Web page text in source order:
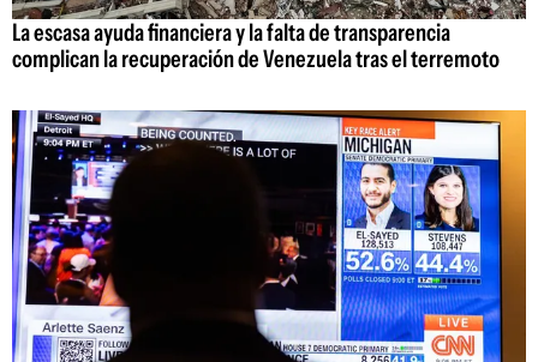
La escasa ayuda financiera y la falta de transparencia
complican la recuperación de Venezuela tras el terremoto